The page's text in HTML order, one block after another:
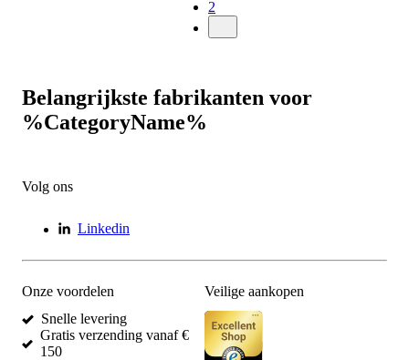
2
Belangrijkste fabrikanten voor
%CategoryName%
Volg ons
Linkedin
Onze voordelen
Snelle levering
Gratis verzending vanaf €
150
Veilige aankopen